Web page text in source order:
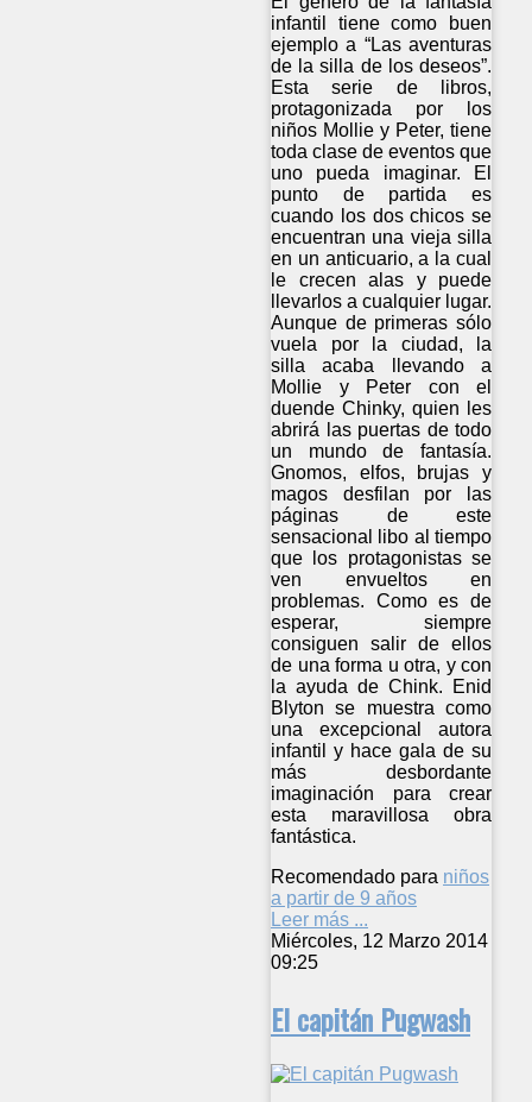
infantil tiene como buen
ejemplo a “Las aventuras
de la silla de los deseos”.
Esta serie de libros,
protagonizada por los
niños Mollie y Peter, tiene
toda clase de eventos que
uno pueda imaginar. El
punto de partida es
cuando los dos chicos se
encuentran una vieja silla
en un anticuario, a la cual
le crecen alas y puede
llevarlos a cualquier lugar.
Aunque de primeras sólo
vuela por la ciudad, la
silla acaba llevando a
Mollie y Peter con el
duende Chinky, quien les
abrirá las puertas de todo
un mundo de fantasía.
Gnomos, elfos, brujas y
magos desfilan por las
páginas de este
sensacional libo al tiempo
que los protagonistas se
ven envueltos en
problemas. Como es de
esperar, siempre
consiguen salir de ellos
de una forma u otra, y con
la ayuda de Chink. Enid
Blyton se muestra como
una excepcional autora
infantil y hace gala de su
más desbordante
imaginación para crear
esta maravillosa obra
fantástica.
Recomendado para niños
a partir de 9 años
Leer más ...
Miércoles, 12 Marzo 2014
09:25
El capitán Pugwash